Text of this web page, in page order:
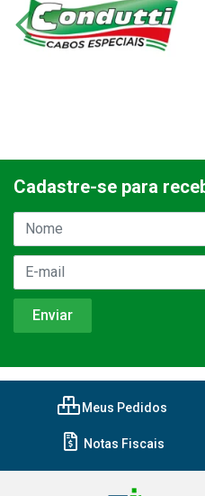
Cadastre-se para
Meus Pedidos
Notas Fiscais